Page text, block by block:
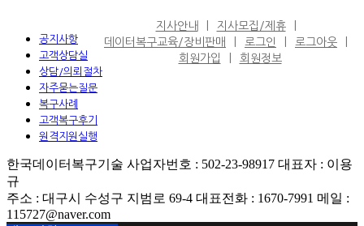
공지사항
고객상담실
상담/의뢰절차
자주묻는질문
복구사례
고객복구후기
원격지원실행
지사안내
지사모집/제휴
데이터복구교육/장비판매
로그인
로그아웃
회원가입
회원정보
한국데이터복구기술 사업자번호 : 502-23-98917 대표자 : 이용
규
주소 : 대구시 수성구 지범로 69-4 대표전화 : 1670-7991 메일 :
115727@naver.com